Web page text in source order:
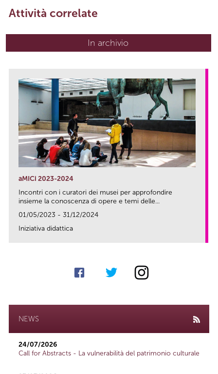
Attività correlate
In archivio
aMICi 2023-2024
Incontri con i curatori dei musei per approfondire
insieme la conoscenza di opere e temi delle...
01/05/2023 - 31/12/2024
Iniziativa didattica
NEWS
24/07/2026
Call for Abstracts - La vulnerabilità del patrimonio culturale